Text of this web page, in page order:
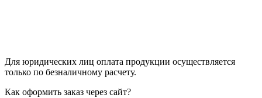
Для юридических лиц оплата продукции осуществляется
только по безналичному расчету.
Как оформить заказ через сайт?